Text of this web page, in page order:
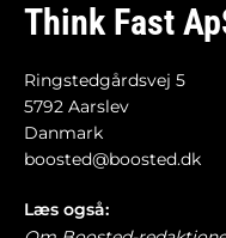
Think Fast
Ringstedgårdsvej 5
5792 Aarslev
Danmark
boosted@boosted.dk
Læs også: